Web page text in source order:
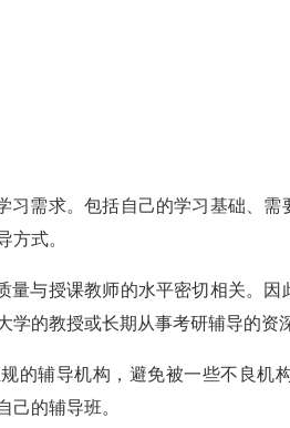
需求。包括自己的学习基础、需
方式。
与授课教师的水平密切相关。因
的教授或长期从事考研辅导的资
的辅导机构，避免被一些不良机
己的辅导班。